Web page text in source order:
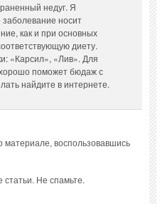
недуг. Я
носит
как и при основных
диету.
«Карсил», «Лив». Для
поможет бюдаж с
найдите в интернете.
воспользовавшись
Не спамьте.